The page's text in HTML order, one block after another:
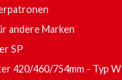
andere Marken
SP
420/460/754mm - Typ W